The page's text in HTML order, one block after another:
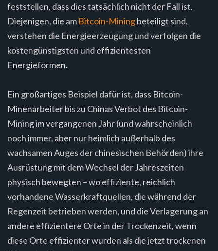
feststellen, dass dies tatsächlich nicht der Fall ist.
Diejenigen, die am Bitcoin-Miningbeteiligt sind,
verstehen die Energieerzeugung und verfolgen die
kostengünstigsten und effizientesten
Energieformen.
Ein großartiges Beispiel dafür ist, dass Bitcoin-
Minenarbeiter bis zu Chinas Verbot des Bitcoin-
Mining im vergangenen Jahr (und wahrscheinlich
noch immer, aber nur heimlich außerhalb des
wachsamen Auges der chinesischen Behörden) ihre
Ausrüstung mit dem Wechsel der Jahreszeiten
physisch bewegten – wo effiziente, reichlich
vorhandene Wasserkraftquellen, die während der
Regenzeit betrieben werden, und die Verlagerung an
andere effizientere Orte in der Trockenzeit, wenn
diese Orte effizienter wurden als die jetzt trockenen